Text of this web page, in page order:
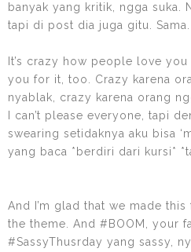
banyak yang kritik, ngga suka.
tapi di post dia juga gitu. Sama.
It’s crazy how people love
you for it, too. Crazy karena
nyablak, crazy karena orang
I can’t please everyone, tapi
swearing setidaknya aku bisa
yang baca *berdiri dari kursi*
And I’m glad that we made
the theme. And #BOOM, your
#SassyThusrday yang sassy,